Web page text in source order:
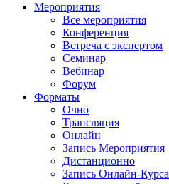
Мероприятия
Все мероприятия
Конференция
Встреча с экспертом
Семинар
Вебинар
Форум
Форматы
Очно
Трансляция
Онлайн
Запись Мероприятия
Дистанционно
Запись Онлайн-Курса